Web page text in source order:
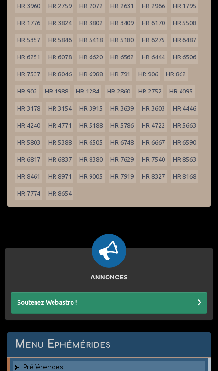
HR 3960 HR 2759 HR 2072 HR 2631 HR 2966 HR 1795
HR 1776 HR 3824 HR 3802 HR 3409 HR 6170 HR 5508
HR 5357 HR 5846 HR 5418 HR 5180 HR 6275 HR 6487
HR 6251 HR 6078 HR 6620 HR 6562 HR 6444 HR 6506
HR 7537 HR 8046 HR 6988 HR 791 HR 906 HR 862
HR 902 HR 1988 HR 1284 HR 2860 HR 2752 HR 4095
HR 3178 HR 3154 HR 3915 HR 3639 HR 3603 HR 4446
HR 4240 HR 4771 HR 5188 HR 5786 HR 4722 HR 5663
HR 5803 HR 5388 HR 6505 HR 6748 HR 6667 HR 6590
HR 6817 HR 6837 HR 8380 HR 7629 HR 7540 HR 8563
HR 8461 HR 8971 HR 9005 HR 7919 HR 8327 HR 8168
HR 7774 HR 8654
ANNONCES
Soutenez Webastro !
Menu Ephémérides
Préférences